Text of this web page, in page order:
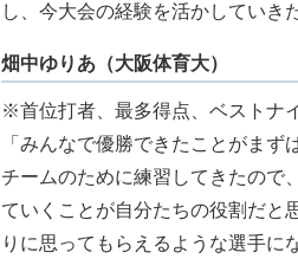
し、今大会の経験を活かしていき
畑中ゆりあ（大阪体育大）
※首位打者、最多得点、ベストナ
「みんなで優勝できたことがま
チームのために練習してきたので
ていくことが自分たちの役割だと
りに思ってもらえるような選手に